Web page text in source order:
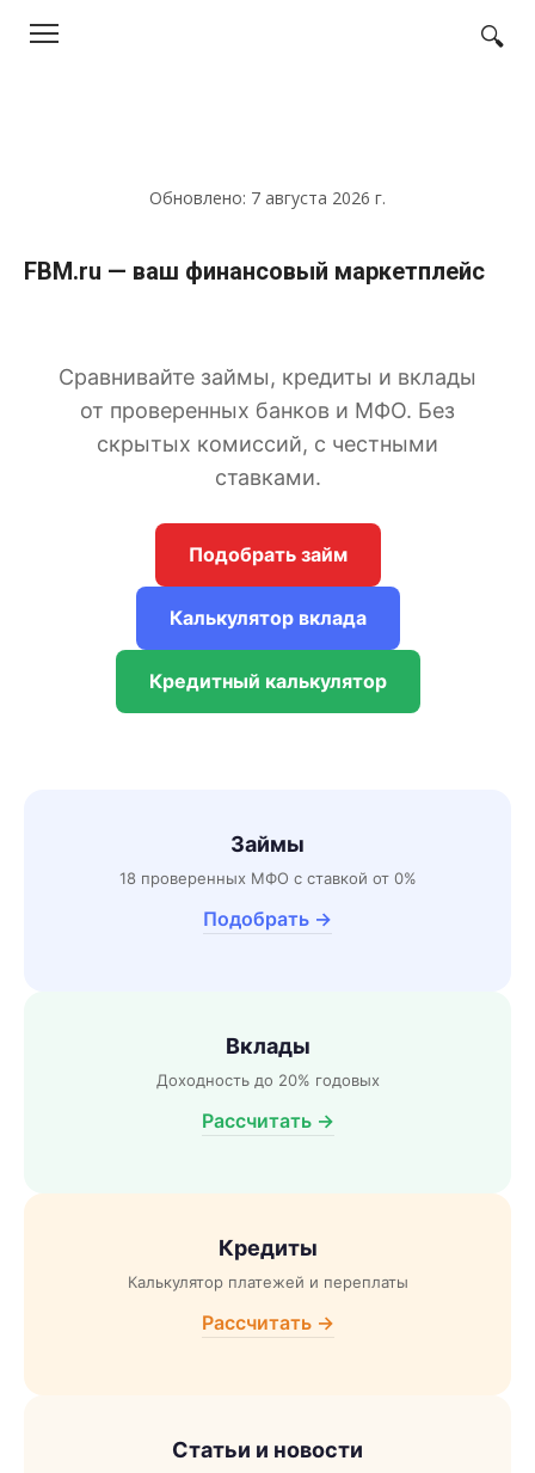
Обновлено: 7 августа 2026 г.
FBM.ru — ваш финансовый маркетплейс
Сравнивайте займы, кредиты и вклады
от проверенных банков и МФО. Без
скрытых комиссий, с честными
ставками.
Подобрать займ
Калькулятор вклада
Кредитный калькулятор
Займы
18 проверенных МФО с ставкой от 0%
Подобрать →
Вклады
Доходность до 20% годовых
Рассчитать →
Кредиты
Калькулятор платежей и переплаты
Рассчитать →
Статьи и новости